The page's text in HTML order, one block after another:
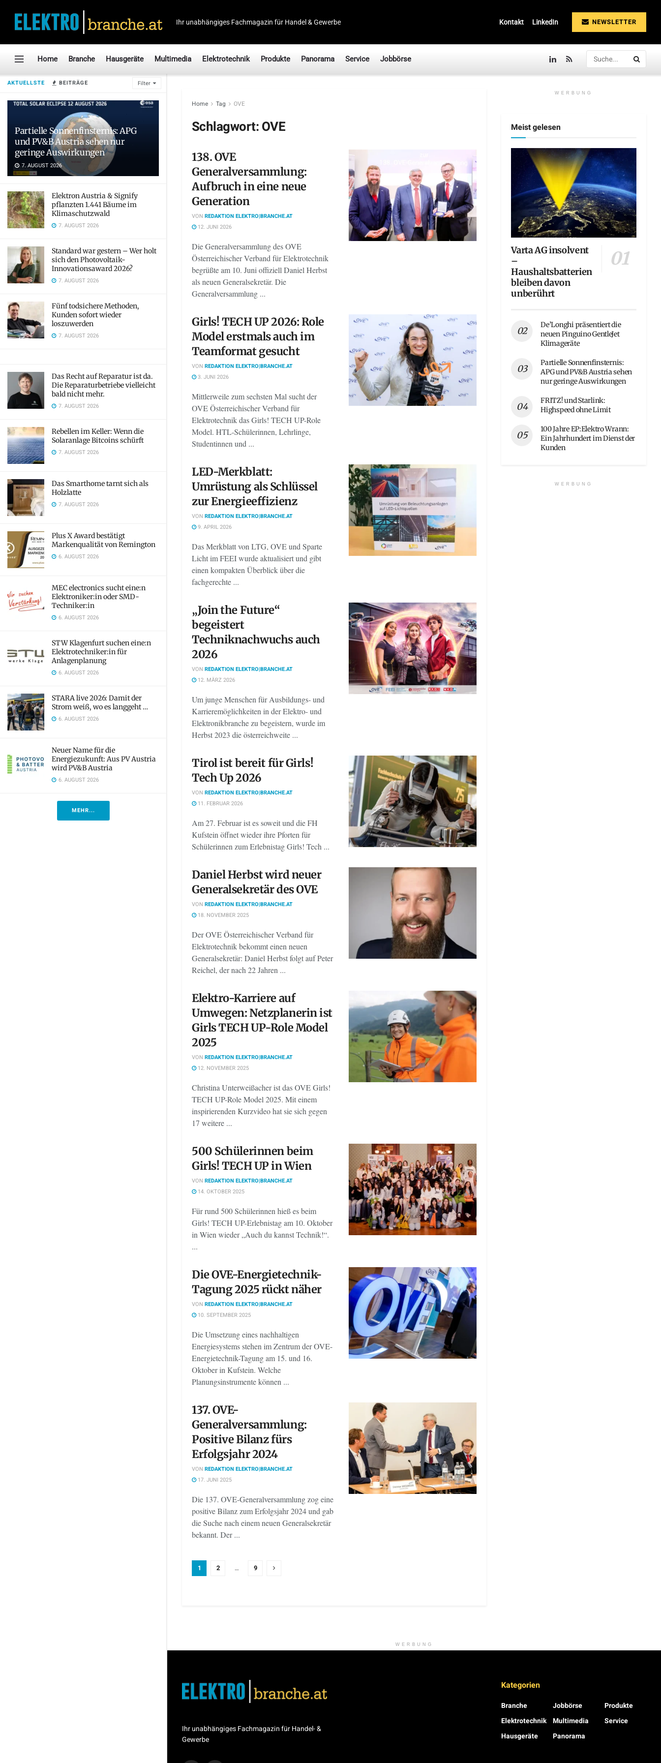
AKTUELLSTE BEITRÄGE Filter
Partielle Sonnenfinsternis: APG
und PV&B Austria sehen nur
geringe Auswirkungen
7. AUGUST 2026
Elektron Austria & Signify
pflanzten 1.441 Bäume im
Klimaschutzwald
7. AUGUST 2026
Standard war gestern – Wer holt
sich den Photovoltaik-
Innovationsaward 2026?
7. AUGUST 2026
Fünf todsichere Methoden,
Kunden sofort wieder
loszuwerden
7. AUGUST 2026
Das Recht auf Reparatur ist da.
Die Reparaturbetriebe vielleicht
bald nicht mehr.
7. AUGUST 2026
Rebellen im Keller: Wenn die
Solaranlage Bitcoins schürft
7. AUGUST 2026
Das Smarthome tarnt sich als
Holzlatte
7. AUGUST 2026
Plus X Award bestätigt
Markenqualität von Remington
6. AUGUST 2026
MEC electronics sucht eine:n
Elektroniker:in oder SMD-
Techniker:in
6. AUGUST 2026
STW Klagenfurt suchen eine:n
Elektrotechniker:in für
Anlagenplanung
6. AUGUST 2026
STARA live 2026: Damit der
Strom weiß, wo es langgeht …
6. AUGUST 2026
Neuer Name für die
Energiezukunft: Aus PV Austria
wird PV&B Austria
6. AUGUST 2026
MEHR...
Ihr unabhängiges Fachmagazin für Handel & Gewerbe Kontakt LinkedIn NEWSLETTER
Home Branche Hausgeräte Multimedia Elektrotechnik Produkte Panorama Service Jobbörse
Home Tag OVE
Schlagwort:OVE
138. OVE
Generalversammlung:
Aufbruch in eine neue
Generation
VON REDAKTION ELEKTRO|BRANCHE.AT
12. JUNI 2026
Die Generalversammlung des OVE
Österreichischer Verband für Elektrotechnik
begrüßte am 10. Juni offiziell Daniel Herbst
als neuen Generalsekretär. Die
Generalversammlung ...
Girls! TECH UP 2026: Role
Model erstmals auch im
Teamformat gesucht
VON REDAKTION ELEKTRO|BRANCHE.AT
3. JUNI 2026
Mittlerweile zum sechsten Mal sucht der
OVE Österreichischer Verband für
Elektrotechnik das Girls! TECH UP-Role
Model. HTL-Schülerinnen, Lehrlinge,
Studentinnen und ...
LED-Merkblatt:
Umrüstung als Schlüssel
zur Energieeffizienz
VON REDAKTION ELEKTRO|BRANCHE.AT
9. APRIL 2026
Das Merkblatt von LTG, OVE und Sparte
Licht im FEEI wurde aktualisiert und gibt
einen kompakten Überblick über die
fachgerechte ...
„Join the Future“
begeistert
Techniknachwuchs auch
2026
VON REDAKTION ELEKTRO|BRANCHE.AT
12. MÄRZ 2026
Um junge Menschen für Ausbildungs- und
Karrieremöglichkeiten in der Elektro- und
Elektronikbranche zu begeistern, wurde im
Herbst 2023 die österreichweite ...
Tirol ist bereit für Girls!
Tech Up 2026
VON REDAKTION ELEKTRO|BRANCHE.AT
11. FEBRUAR 2026
Am 27. Februar ist es soweit und die FH
Kufstein öffnet wieder ihre Pforten für
Schülerinnen zum Erlebnistag Girls! Tech ...
Daniel Herbst wird neuer
Generalsekretär des OVE
VON REDAKTION ELEKTRO|BRANCHE.AT
18. NOVEMBER 2025
Der OVE Österreichischer Verband für
Elektrotechnik bekommt einen neuen
Generalsekretär: Daniel Herbst folgt auf Peter
Reichel, der nach 22 Jahren ...
Elektro-Karriere auf
Umwegen: Netzplanerin ist
Girls TECH UP-Role Model
2025
VON REDAKTION ELEKTRO|BRANCHE.AT
12. NOVEMBER 2025
Christina Unterweißacher ist das OVE Girls!
TECH UP-Role Model 2025. Mit einem
inspirierenden Kurzvideo hat sie sich gegen
17 weitere ...
500 Schülerinnen beim
Girls! TECH UP in Wien
VON REDAKTION ELEKTRO|BRANCHE.AT
14. OKTOBER 2025
Für rund 500 Schülerinnen hieß es beim
Girls! TECH UP-Erlebnistag am 10. Oktober
in Wien wieder „Auch du kannst Technik!“.
...
Die OVE-Energietechnik-
Tagung 2025 rückt näher
VON REDAKTION ELEKTRO|BRANCHE.AT
10. SEPTEMBER 2025
Die Umsetzung eines nachhaltigen
Energiesystems stehen im Zentrum der OVE-
Energietechnik-Tagung am 15. und 16.
Oktober in Kufstein. Welche
Planungsinstrumente können ...
137. OVE-
Generalversammlung:
Positive Bilanz fürs
Erfolgsjahr 2024
VON REDAKTION ELEKTRO|BRANCHE.AT
17. JUNI 2025
Die 137. OVE-Generalversammlung zog eine
positive Bilanz zum Erfolgsjahr 2024 und gab
die Suche nach einem neuen Generalsekretär
bekannt. Der ...
1 2 … 9
WERBUNG
Meist gelesen
Varta AG insolvent
–
Haushaltsbatterien
bleiben davon
unberührt
De’Longhi präsentiert die
neuen Pinguino GentleJet
Klimageräte
Partielle Sonnenfinsternis:
APG und PV&B Austria sehen
nur geringe Auswirkungen
FRITZ! und Starlink:
Highspeed ohne Limit
100 Jahre EP:Elektro Wrann:
Ein Jahrhundert im Dienst der
Kunden
WERBUNG
WERBUNG
Ihr unabhängiges Fachmagazin für Handel- &
Gewerbe
Kategorien
Branche
Elektrotechnik
Hausgeräte
Jobbörse
Multimedia
Panorama
Produkte
Service